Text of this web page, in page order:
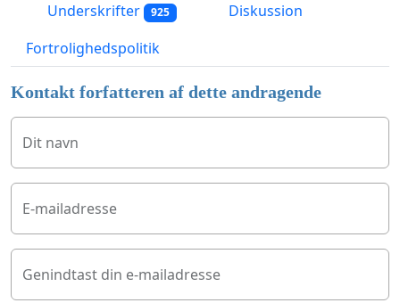
Underskrifter 925
Diskussion
Fortrolighedspolitik
Kontakt forfatteren af dette andragende
Dit navn
E-mailadresse
Genindtast din e-mailadresse